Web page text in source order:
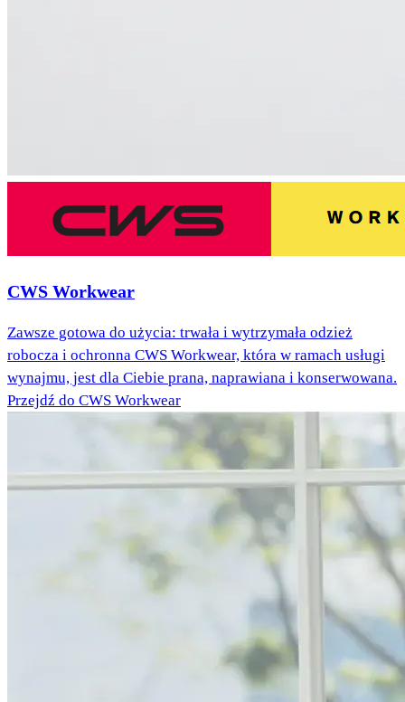
CWS Workwear
Zawsze gotowa do użycia: trwała i wytrzymała odzież
robocza i ochronna CWS Workwear, która w ramach usługi
wynajmu, jest dla Ciebie prana, naprawiana i konserwowana.
Przejdź do CWS Workwear